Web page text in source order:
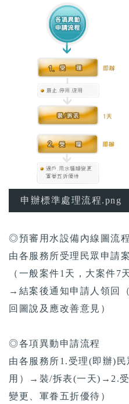
申辦標準處理流程.png
◎預審用水設備內線圖流程
由各服務所受理民眾申請
（一般案件1天，大案件7
→結案後通知申請人領回
回圖說及應改善意見）
◎各項異動申請流程
由各服務所1.受理(即辦)
用）→裝/拆表(一天)→2.
變更、軍眷五折優待）